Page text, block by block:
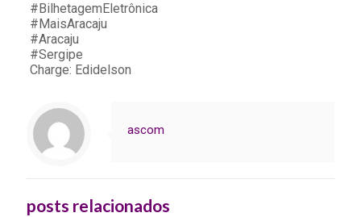
#BilhetagemEletrônica
#MaisAracaju
#Aracaju
#Sergipe
Charge: Edidelson
ascom
posts relacionados